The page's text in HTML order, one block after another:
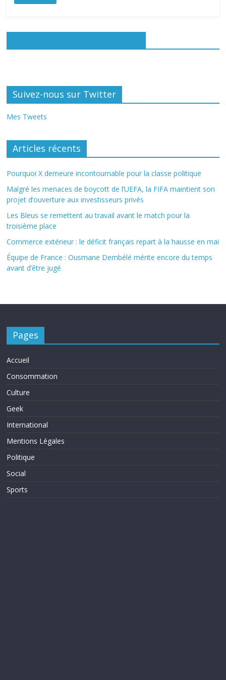
Suivez-nous sur Twitter
Mes Tweets
Articles récents
Pourquoi X demeure incontournable pour la classe politique
Malgré les menaces de boycott de l’UEFA, la FIFA maintient son
projet d’ouverture aux investisseurs privés
Les Bleus se remettent au travail avant le match pour la
troisième place
Commerce extérieur : le déficit français repart à la hausse en mai
Équipe de France : Ousmane Dembélé mérite encore du temps
avant d’être jugé
Pages
Accueil
Consommation
Culture
Geek
International
Mentions Légales
Politique
Social
Sports